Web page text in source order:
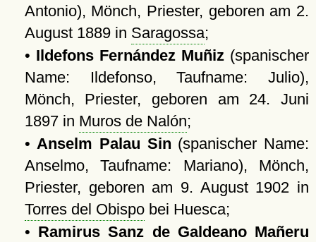
Antonio), Mönch, Priester, geboren am 2.
August 1889 in Saragossa;
• Ildefons Fernández Muñiz(spanischer
Name: Ildefonso, Taufname: Julio),
Mönch, Priester, geboren am 24. Juni
1897 in Muros de Nalón;
•Anselm Palau Sin (spanischer Name:
Anselmo, Taufname: Mariano), Mönch,
Priester, geboren am 9. August 1902 in
Torres del Obispobei Huesca;
• Ramirus Sanz de Galdeano Mañeru